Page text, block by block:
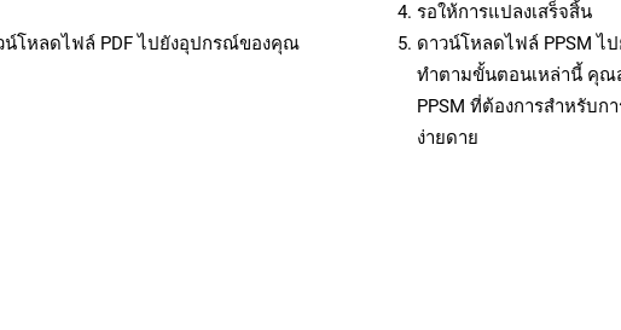
น์โหลดไฟล์ PDF ไปยังอุปกรณ์ของคุณ
รอให้การแปลงเสร็จสิ้น
ดาวน์โหลดไฟล์ PPSM ไ
ทำตามขั้นตอนเหล่านี้ คุณ
PPSM ที่ต้องการสำหรับก
ง่ายดาย